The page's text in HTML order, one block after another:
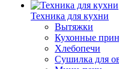
Техника для кухни
Вытяжки
Кухонные
Хлебопечи
Сушилка для